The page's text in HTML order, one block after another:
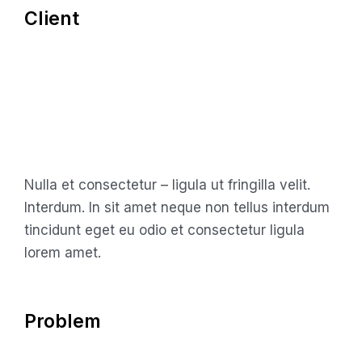
Client
Nulla et consectetur – ligula ut fringilla velit.
Interdum. In sit amet neque non tellus interdum
tincidunt eget eu odio et consectetur ligula
lorem amet.
Problem